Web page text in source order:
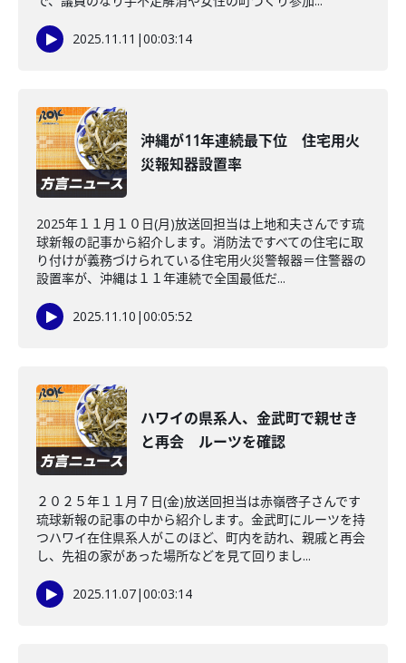
2025.11.11 |00:03:14
沖縄が11年連続最下位 住宅用火
災報知器設置率
2025年１１月１０日(月)放送回担当は上地和夫さんです琉
球新報の記事から紹介します。消防法ですべての住宅に取
り付けが義務づけられている住宅用火災警報器＝住警器の
設置率が、沖縄は１１年連続で全国最低だ...
2025.11.10 |00:05:52
ハワイの県系人、金武町で親せき
と再会 ルーツを確認
２０２５年１１月７日(金)放送回担当は赤嶺啓子さんです
琉球新報の記事の中から紹介します。金武町にルーツを持
つハワイ在住県系人がこのほど、町内を訪れ、親戚と再会
し、先祖の家があった場所などを見て回りまし...
2025.11.07|00:03:14